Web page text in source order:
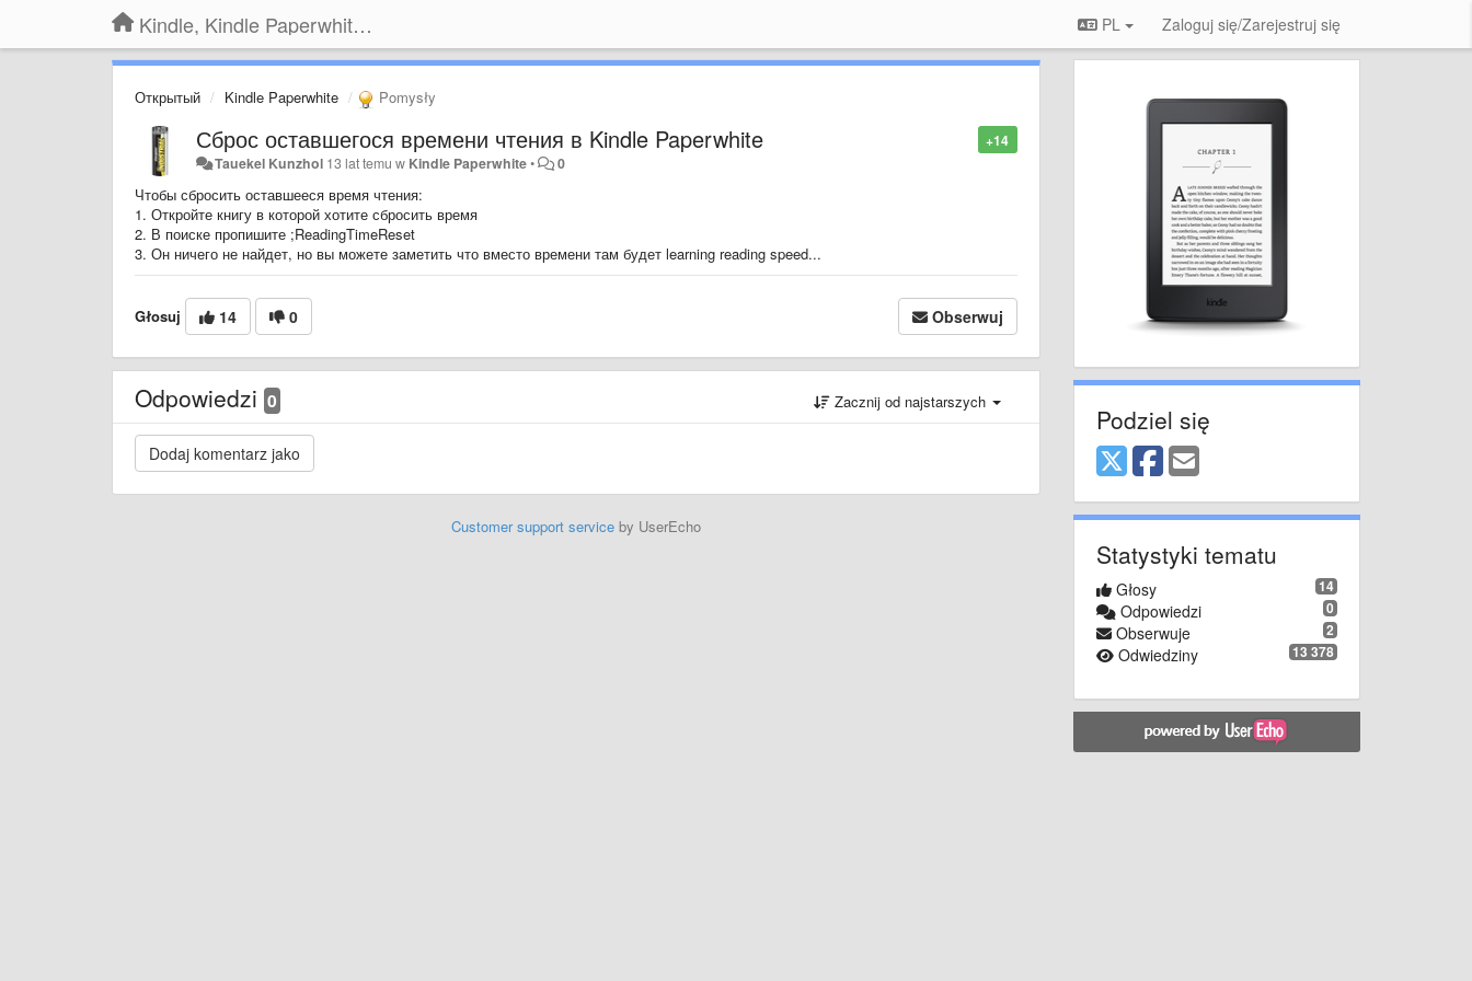
Kindle, Kindle Paperwhite, Kindle Voyage PL Zaloguj się/Zarejestruj się
Открытый Kindle Paperwhite Pomysły
+14
Сброс оставшегося времени чтения в Kindle Paperwhite
Tauekel Kunzhol 13 lat temu w Kindle Paperwhite• 0
Чтобы сбросить оставшееся время чтения:
1. Откройте книгу в которой хотите сбросить время
2. В поиске пропишите ;ReadingTimeReset
3. Он ничего не найдет, но вы можете заметить что вместо времени там будет learning reading speed...
Głosuj 14 0 Obserwuj
Odpowiedzi 0 Zacznij od najstarszych
Customer support serviceby UserEcho
Podziel się
Statystyki tematu
14
Głosy
0
Odpowiedzi
2
Obserwuje
13 378
Odwiedziny